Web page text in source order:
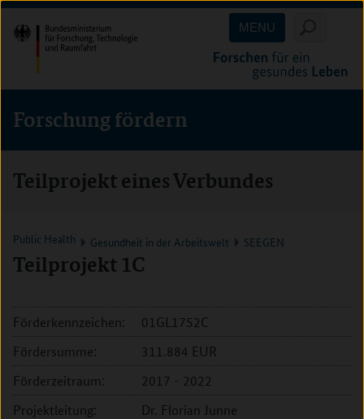
Direkt
zum
Inhalt
(Eingabetaste)
Direkt
zum
Hauptmenu
(Eingabetaste)
Direkt
zur
Suche
(Eingabetaste)
MENU
Forschung fördern
Teilprojekt eines Verbundes
Public Health Gesundheit in der Arbeitswelt SEEGEN
Teilprojekt 1C
Förderkennzeichen:
01GL1752C
Fördersumme:
311.884 EUR
Förderzeitraum:
2017 - 2022
Projektleitung:
Dr. Florian Junne